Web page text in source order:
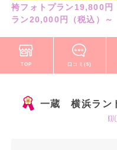
袴フォトプラン19,800円
ラン20,000円（税込）
TOP 口コミ(5)
一蔵 横浜ラン